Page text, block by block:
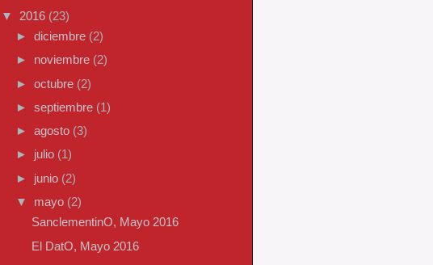
▼ 2016 (23)
► diciembre (2)
► noviembre (2)
► octubre (2)
► septiembre (1)
► agosto (3)
► julio (1)
► junio (2)
▼ mayo (2)
SanclementinO, Mayo 2016
El DatO, Mayo 2016